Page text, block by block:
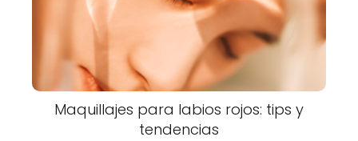
Maquillajes para labios rojos: tips y
tendencias